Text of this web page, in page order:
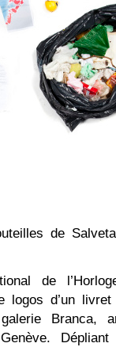
de
de
logos d’un
Branca,
Dépliant